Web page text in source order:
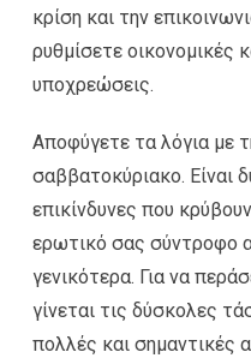
κρίση και την
ρυθμίσετε οικονομικές
υποχρεώσεις.
Αποφύγετε τα λόγια με
σαββατοκύριακο. Είναι
επικίνδυνες που
ερωτικό σας σύντροφο
γενικότερα. Για να
γίνεται τις δύσκολες
πολλές και σημαντικές